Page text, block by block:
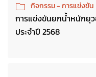
กิจกรรม - การแข่งขัน
การแข่งขันยกน้ำหนักยุว
ประจำปี 2568